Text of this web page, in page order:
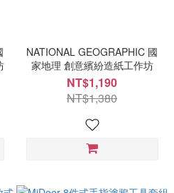
NATIONAL GEOGRAPHIC 國
家地理 創意繽紛造紙工作坊
NT$1,190
NT$1,380